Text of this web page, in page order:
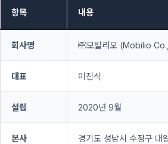
항목 내용
회사명 ㈜모빌리오 (Mobilio
대표 이진식
설립 2020년 9월
본사 경기도 성남시 수정구 대